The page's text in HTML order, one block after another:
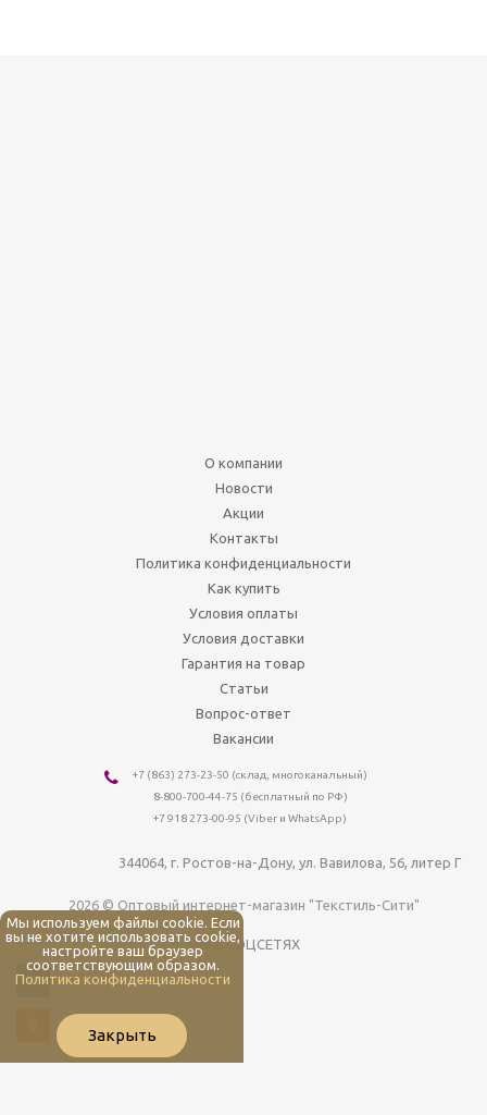
О компании
Новости
Акции
Контакты
Политика конфиденциальности
Как купить
Условия оплаты
Условия доставки
Гарантия на товар
Статьи
Вопрос-ответ
Вакансии
+7 (863) 273-23-50 (склад, многоканальный)
8-800-700-44-75 (бесплатный по РФ)
+7 918 273-00-95 (Viber и WhatsApp)
344064, г. Ростов-на-Дону, ул. Вавилова, 56, литер Г
2026 © Оптовый интернет-магазин "Текстиль-Сити"
МЫ В СОЦСЕТЯХ
Мы используем файлы cookie. Если
вы не хотите использовать cookie,
настройте ваш браузер
соответствующим образом.
Политика конфиденциальности
Закрыть